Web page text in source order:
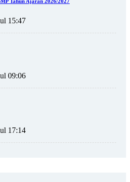
15:47
09:06
17:14